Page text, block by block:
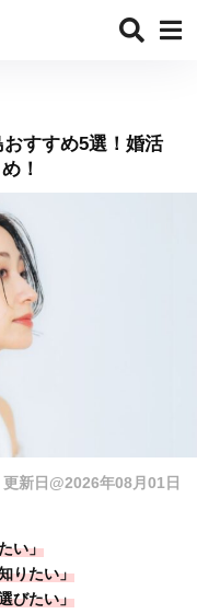
おすすめ5選！婚活
！
更新日@2026年08月01日
い」
りたい」
びたい」